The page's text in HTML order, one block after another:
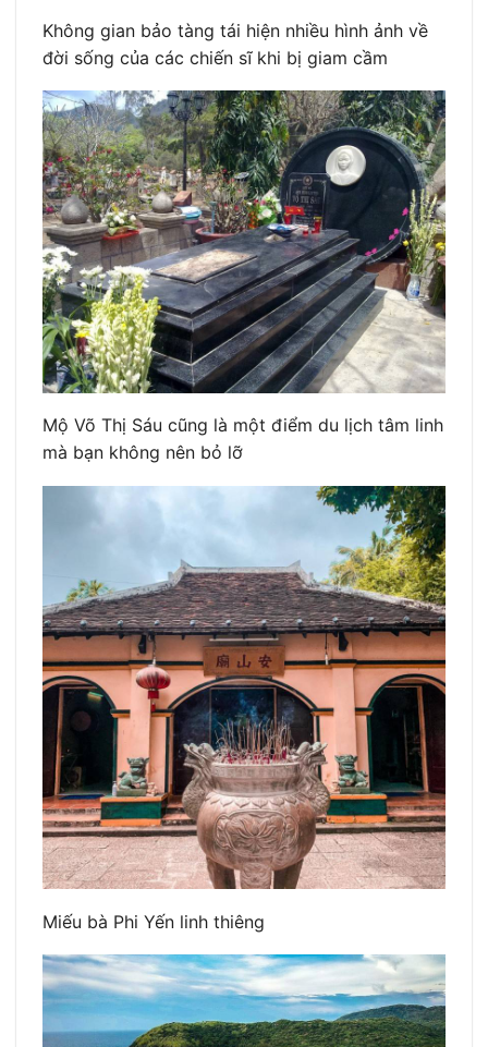
Không gian bảo tàng tái hiện nhiều hình ảnh về
đời sống của các chiến sĩ khi bị giam cầm
Mộ Võ Thị Sáu cũng là một điểm du lịch tâm linh
mà bạn không nên bỏ lỡ
Miếu bà Phi Yến linh thiêng